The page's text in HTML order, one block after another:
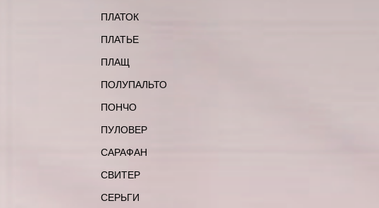
ПЛАТОК
ПЛАТЬЕ
ПЛАЩ
ПОЛУПАЛЬТО
ПОНЧО
ПУЛОВЕР
САРАФАН
СВИТЕР
СЕРЬГИ